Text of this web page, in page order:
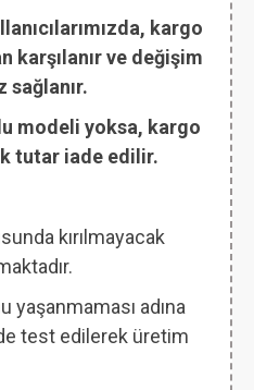
kargo
karşılanır ve değişim
sağlanır.
modeli yoksa, kargo
tutar iade edilir.
kırılmayacak
yaşanmaması adına
test edilerek üretim